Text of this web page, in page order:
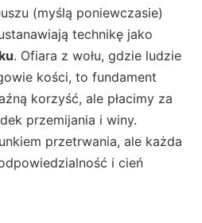
(myślą poniewczasie)
technikę jako
. Ofiara z wołu, gdzie ludzie
kości, to fundament
korzyść, ale płacimy za
przemijania i winy.
przetrwania, ale każda
i cień